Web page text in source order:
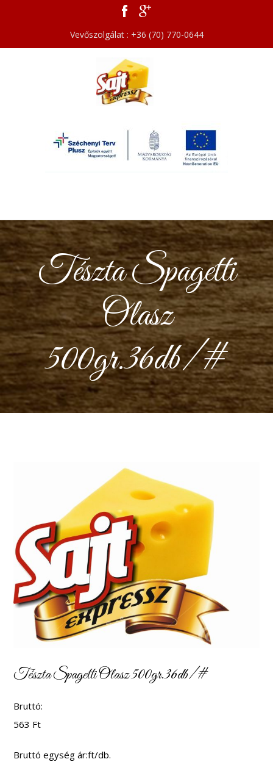
Vevőszolgálat : +36 (70) 770-0644
Tészta Spagetti
Olasz
500gr.36db/#
Tészta Spagetti Olasz 500gr.36db/#
Bruttó:
563 Ft
Bruttó egység ár:ft/db.